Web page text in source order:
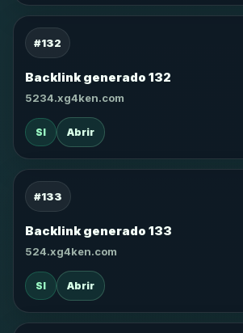
#132
Backlink generado 132
5234.xg4ken.com
SI Abrir
#133
Backlink generado 133
524.xg4ken.com
SI Abrir